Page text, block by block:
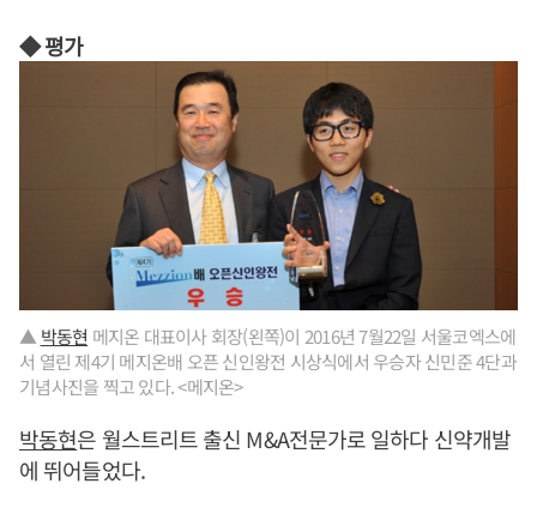
◆ 평가
▲ 박동현 메지온 대표이사 회장(왼쪽)이 2016년 7월22일 서울코엑스에
서 열린 제4기 메지온배 오픈 신인왕전 시상식에서 우승자 신민준 4단과
기념사진을 찍고 있다. <메지온>
박동현은 월스트리트 출신 M&A전문가로 일하다 신약개발
에 뛰어들었다.